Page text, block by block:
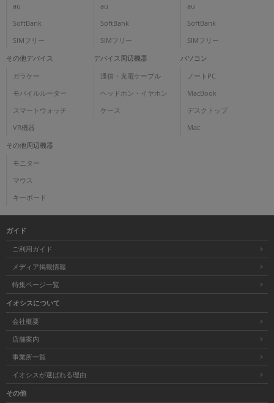
au
SoftBank
SIMフリー
au
SoftBank
SIMフリー
au
SoftBank
SIMフリー
その他デバイス
ガラケー
モバイルルーター
スマートウォッチ
VR機器
デバイス周辺機器
通信・充電ケーブル
ヘッドホン・イヤホン
ケース
パソコン
ノートPC
MacBook
デスクトップ
Mac
その他周辺機器
モニター
マウス
キーボード
ガイド
ご利用ガイド
メディア掲載情報
特集ページ一覧
イオシスについて
会社概要
店舗案内
事業所一覧
イオシスが選ばれる理由
その他